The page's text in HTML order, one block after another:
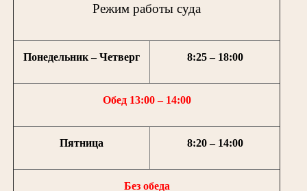
Режим работы суда
Понедельник – Четверг 8:25 – 18:00
Обед 13:00 – 14:00
Пятница 8:20 – 14:00
Без обеда